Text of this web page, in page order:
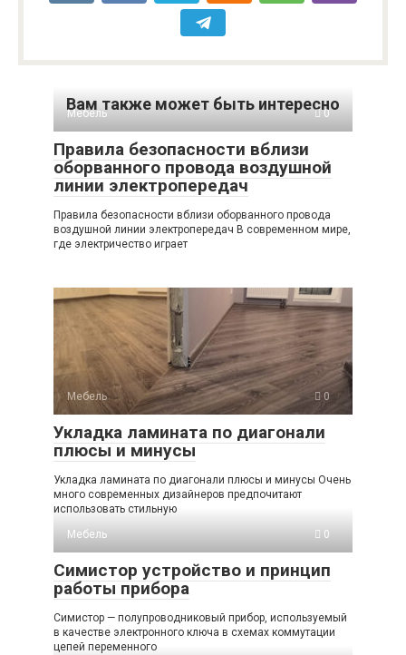
Вам также может быть интересно
Мебель 0
Правила безопасности вблизи
оборванного провода воздушной
линии электропередач
Правила безопасности вблизи оборванного провода
воздушной линии электропередач В современном мире,
где электричество играет
Мебель 0
Укладка ламината по диагонали
плюсы и минусы
Укладка ламината по диагонали плюсы и минусы Очень
много современных дизайнеров предпочитают
использовать стильную
Мебель
0
Симистор устройство и принцип
работы прибора
Симистор — полупроводниковый прибор, используемый
в качестве электронного ключа в схемах коммутации
цепей переменного